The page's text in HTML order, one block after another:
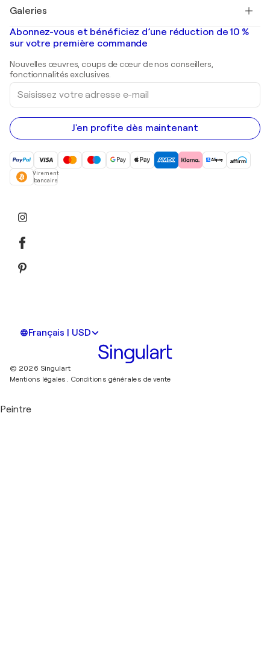
Banksy
Mr. Brainwash
Shepard Fairey
Tableaux abstraits à vendre
Peintures de paysage
Estampes
Peintures acryliques
Galeries
Galeries d'art en France
Galeries d'art en Belgique
Abonnez-vous et bénéficiez d’une réduction de 10 %
sur votre première commande
Nouvelles œuvres, coups de cœur de nos conseillers,
fonctionnalités exclusives.
Saisissez
votre
adresse
e-
mail
J'en profite dès maintenant
Virement
bancaire
Français | USD
© 2026 Singulart
Mentions légales. Conditions générales de vente
Peintre